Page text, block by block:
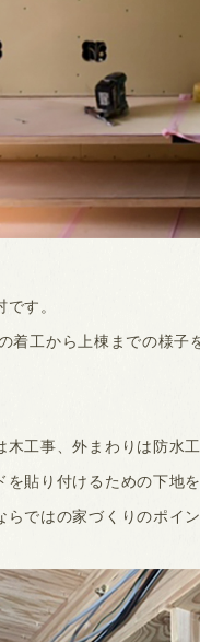
す。
着工から上棟までの様子
工事、外まわりは防水
を貼り付けるための下地
らではの家づくりのポイ